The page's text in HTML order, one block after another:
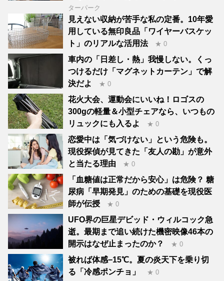
ターパーク
見えない収納が苦手な私の定番。10年愛
用している無印良品「ワイヤーバスケッ
ト」のリアルな活用法
★ 0
車内の「日差し・熱」我慢しない。くっ
つけるだけ「マグネットカーテン」で解
決だよ
★ 0
花火大会、運動会にいいね！ロゴスの
300gの軽量＆小型チェアなら、いつもの
リュックにも入るよ
★ 0
恋愛中は「気づけない」という危険も。
現役探偵が見てきた「友人の勘」が意外
と当たる理由
★ 0
「血糖値は正常だから安心」は危険？ 糖
尿病「早期発見」のための基礎を現役医
師が伝授
★ 0
UFO界の巨星デビッド・ウィルコック急
逝。最期まで追い続けた機密映像46本の
開示はなぜ止まったのか？
★ 0
被れば体感−15℃。夏の炎天下を乗り切
る「冷感ポンチョ」
★ 0